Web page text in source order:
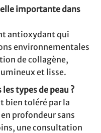
importante dans
antioxydant qui
environnementales
de collagène,
et lisse.
types de peau ?
bien toléré par la
profondeur sans
une consultation